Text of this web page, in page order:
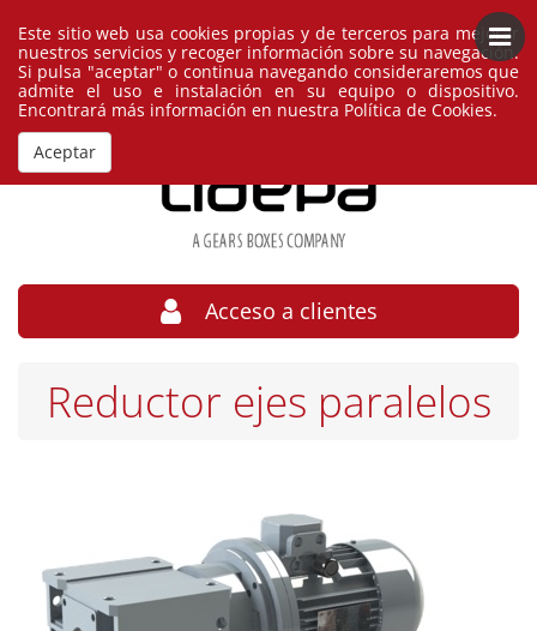
Español España
Acceso a clientes
Reductor ejes paralelos
Este sitio web usa cookies propias y de terceros para mejorar
nuestros servicios y recoger información sobre su navegación.
Si pulsa "aceptar" o continua navegando consideraremos que
admite el uso e instalación en su equipo o dispositivo.
Encontrará más información en nuestra Política de Cookies.
Aceptar